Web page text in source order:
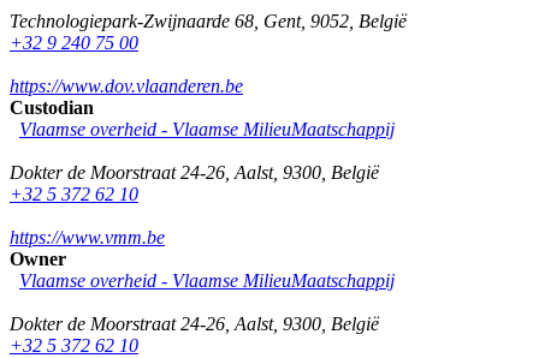
Technologiepark-Zwijnaarde 68 Gent, 9052 België
+32 9 240 75 00
https://www.dov.vlaanderen.be
Custodian
Vlaamse overheid - Vlaamse MilieuMaatschappij
Dokter de Moorstraat 24-26 Aalst, 9300 België
+32 5 372 62 10
https://www.vmm.be
Owner
Vlaamse overheid - Vlaamse MilieuMaatschappij
Dokter de Moorstraat 24-26 Aalst, 9300 België
+32 5 372 62 10